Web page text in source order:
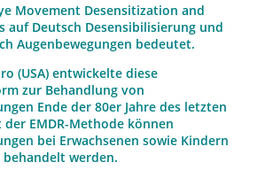
Movement Desensitization and
auf Deutsch Desensibilisierung und
Augenbewegungen bedeutet.
(USA) entwickelte diese
zur Behandlung von
Ende der 80er Jahre des letzten
EMDR-Methode können
bei Erwachsenen sowie Kindern
behandelt werden.